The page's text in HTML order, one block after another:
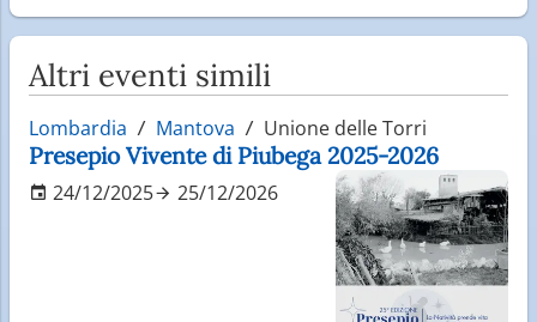
Altri eventi simili
Lombardia Mantova Unione delle Torri
Presepio Vivente di Piubega 2025-2026
24/12/2025 25/12/2026